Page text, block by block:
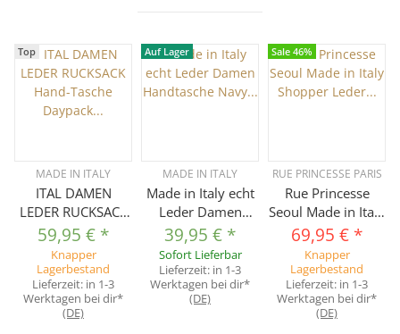
Top
MADE IN ITALY
ITAL DAMEN
LEDER RUCKSACK
Hand-Tasche
Daypack
Schultertasche
Ledertasche
Shopper
Lederrucksack
59,95 € *
Knapper
Lagerbestand
Lieferzeit: in 1-3
Werktagen bei dir*
(DE)
Auf Lager
MADE IN ITALY
Made in Italy echt
Leder Damen
Handtasche Navy
Fransentasche
Schultertasche
Nappaleder
Umhängetasche
39,95 € *
Sofort Lieferbar
Lieferzeit: in 1-3
Werktagen bei dir*
(DE)
Sale 46%
RUE PRINCESSE PARIS
Rue Princesse
Seoul Made in Italy
Shopper Leder
Prägung Damen
Tasche
Umhängetasche
Schultertasche
Ledertasche
69,95 € *
Knapper
Lagerbestand
Lieferzeit: in 1-3
Werktagen bei dir*
(DE)